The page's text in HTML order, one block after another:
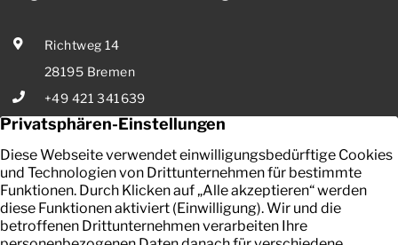
Richtweg 14
28195 Bremen
+49 421 341639
E-Mail senden
Ihr zuverlässiger Partner in Bremen für die Bewertung von
bebauten und unbebauten Grundstücken, Mieten und Pachten.